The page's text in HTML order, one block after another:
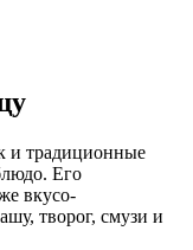
и традиционные
Его
вкусо-
творог, смузи и